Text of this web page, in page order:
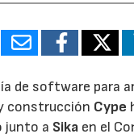
de software para
construcción Cype
junto a Sika en el